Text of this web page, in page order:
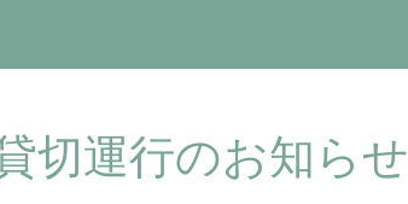
切運行のお知らせ